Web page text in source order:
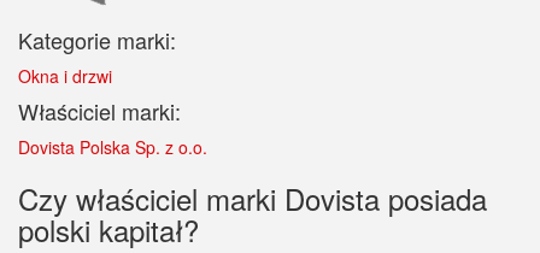
Kategorie marki:
Okna i drzwi
Właściciel marki:
Dovista Polska Sp. z o.o.
Czy właściciel marki Dovista posiada
polski kapitał?